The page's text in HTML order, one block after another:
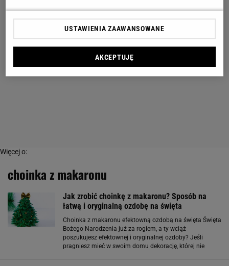
Więcej o:
choinka z makaronu
Jak zrobić choinkę z makaronu? Sposób na
łatwą i oryginalną ozdobę na święta
Choinka z makaronu efektowną ozdobą na święta Święta
Bożego Narodzenia już za rogiem, a ty wciąż
poszukujesz efektownej i oryginalnej ozdoby? Jeśli
pragniesz mieć w swoim domu dekorację, której nie
USTAWIENIA ZAAWANSOWANE
AKCEPTUJĘ